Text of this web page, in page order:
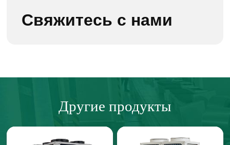
Свяжитесь с нами
Другие продукты